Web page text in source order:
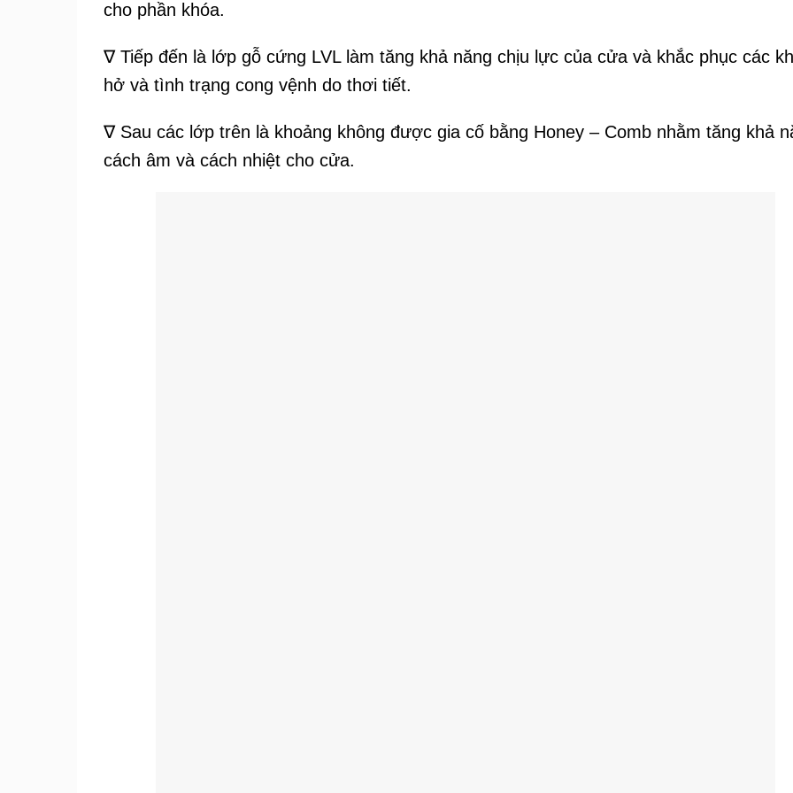
cho phần khóa.
∇ Tiếp đến là lớp gỗ cứng LVL làm tăng khả năng chịu lực của cửa và khắc phục các
hở và tình trạng cong vệnh do thơi tiết.
∇ Sau các lớp trên là khoảng không được gia cố bằng Honey – Comb nhằm tăng khả
cách âm và cách nhiệt cho cửa.